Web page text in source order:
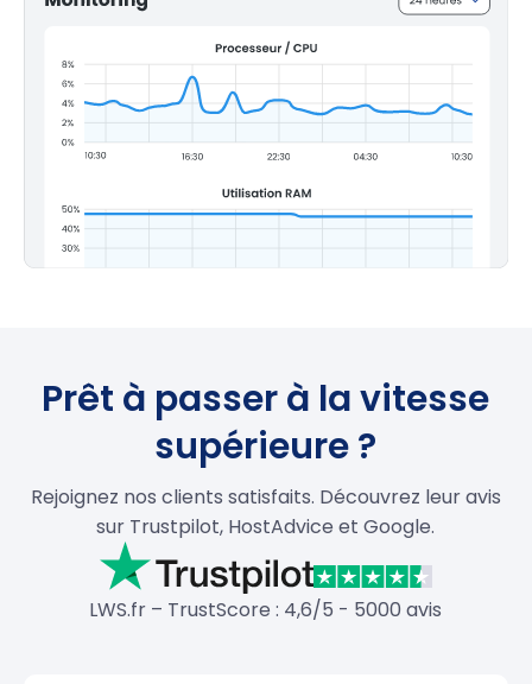
Prêt à passer à la vitesse
supérieure ?
Rejoignez nos clients satisfaits. Découvrez leur avis
sur Trustpilot, HostAdvice et Google.
LWS.fr – TrustScore : 4,6/5 - 5000 avis